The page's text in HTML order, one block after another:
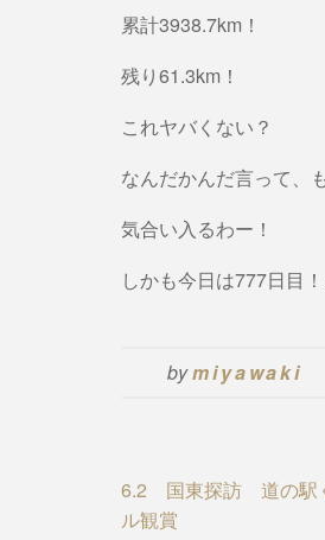
累計3938.7km！
残り61.3km！
これヤバくない？
なんだかんだ言って、
気合い入るわー！
しかも今日は777日目
bymiyawaki
Post
6.2 国東探訪 道の駅
ル観賞